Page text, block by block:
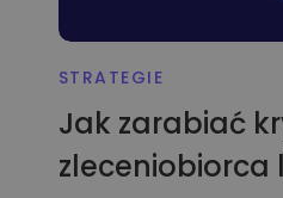
STRATEGIE
Jak zarabiać
zleceniobiorca